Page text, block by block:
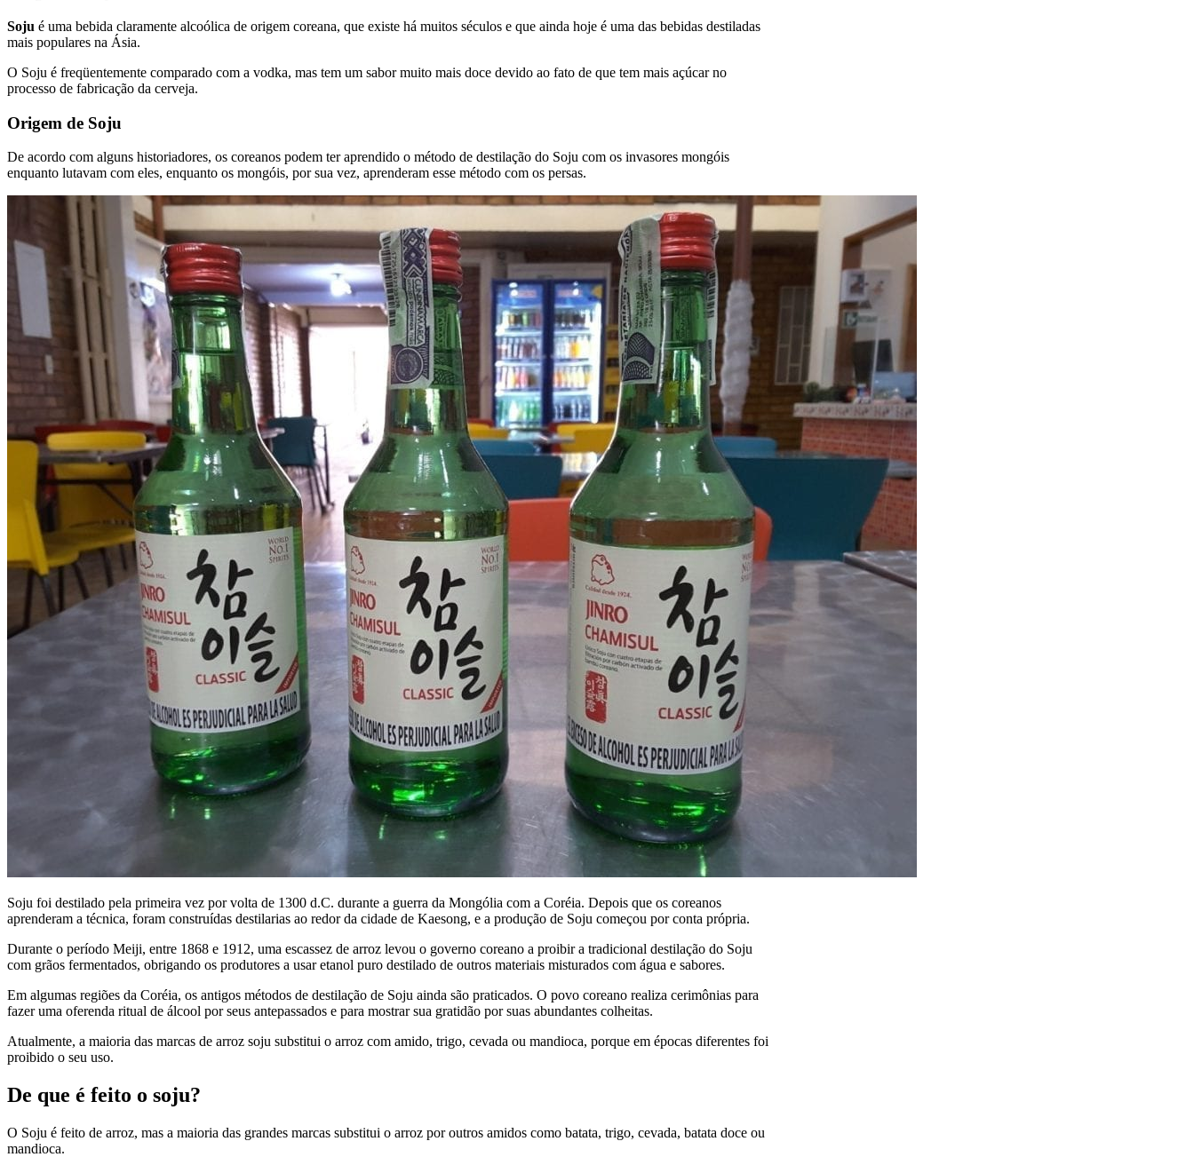
Soju é uma bebida claramente alcoólica de origem coreana, que existe há muitos séculos e que ainda hoje é uma das bebidas destiladas
mais populares na Ásia.
O Soju é freqüentemente comparado com a vodka, mas tem um sabor muito mais doce devido ao fato de que tem mais açúcar no
processo de fabricação da cerveja.
Origem de Soju
De acordo com alguns historiadores, os coreanos podem ter aprendido o método de destilação do Soju com os invasores mongóis
enquanto lutavam com eles, enquanto os mongóis, por sua vez, aprenderam esse método com os persas.
Soju foi destilado pela primeira vez por volta de 1300 d.C. durante a guerra da Mongólia com a Coréia. Depois que os coreanos
aprenderam a técnica, foram construídas destilarias ao redor da cidade de Kaesong, e a produção de Soju começou por conta própria.
Durante o período Meiji, entre 1868 e 1912, uma escassez de arroz levou o governo coreano a proibir a tradicional destilação do Soju
com grãos fermentados, obrigando os produtores a usar etanol puro destilado de outros materiais misturados com água e sabores.
Em algumas regiões da Coréia, os antigos métodos de destilação de Soju ainda são praticados. O povo coreano realiza cerimônias para
fazer uma oferenda ritual de álcool por seus antepassados e para mostrar sua gratidão por suas abundantes colheitas.
Atualmente, a maioria das marcas de arroz soju substitui o arroz com amido, trigo, cevada ou mandioca, porque em épocas diferentes foi
proibido o seu uso.
De que é feito o soju?
O Soju é feito de arroz, mas a maioria das grandes marcas substitui o arroz por outros amidos como batata, trigo, cevada, batata doce ou
mandioca.